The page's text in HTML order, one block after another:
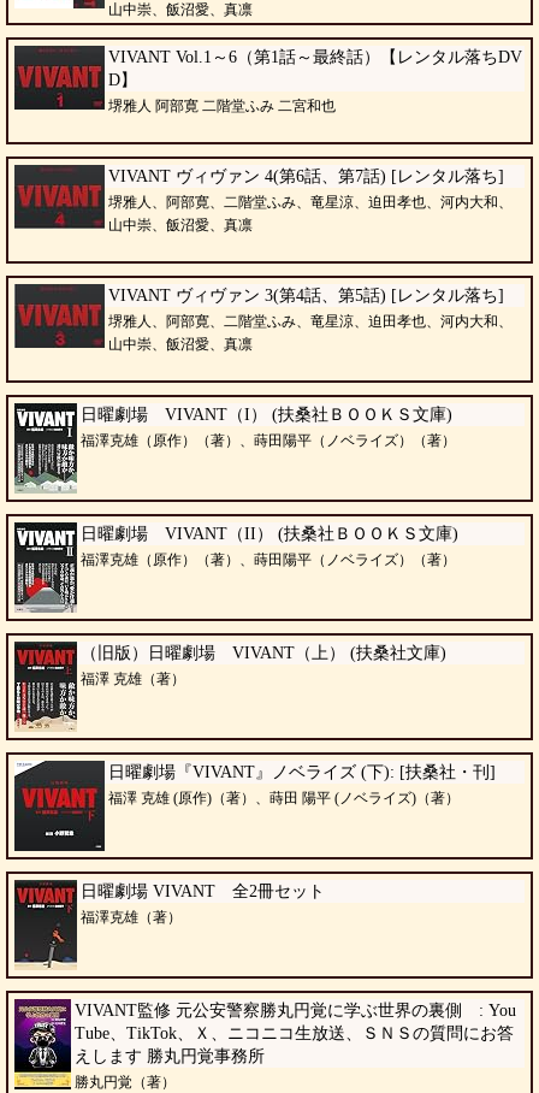
山中崇、飯沼愛、真凛
VIVANT Vol.1～6（第1話～最終話）【レンタル落ちDV
D】
堺雅人 阿部寛 二階堂ふみ 二宮和也
VIVANT ヴィヴァン 4(第6話、第7話) [レンタル落ち]
堺雅人、阿部寛、二階堂ふみ、竜星涼、迫田孝也、河内大和、
山中崇、飯沼愛、真凛
VIVANT ヴィヴァン 3(第4話、第5話) [レンタル落ち]
堺雅人、阿部寛、二階堂ふみ、竜星涼、迫田孝也、河内大和、
山中崇、飯沼愛、真凛
日曜劇場 VIVANT（I） (扶桑社ＢＯＯＫＳ文庫)
福澤克雄（原作）（著）、蒔田陽平（ノベライズ）（著）
日曜劇場 VIVANT（II） (扶桑社ＢＯＯＫＳ文庫)
福澤克雄（原作）（著）、蒔田陽平（ノベライズ）（著）
（旧版）日曜劇場 VIVANT（上） (扶桑社文庫)
福澤 克雄（著）
日曜劇場『VIVANT』ノベライズ (下): [扶桑社・刊]
福澤 克雄 (原作)（著）、蒔田 陽平 (ノベライズ)（著）
日曜劇場 VIVANT 全2冊セット
福澤克雄（著）
VIVANT監修 元公安警察勝丸円覚に学ぶ世界の裏側 : You
Tube、TikTok、Ｘ、ニコニコ生放送、ＳＮＳの質問にお答
えします 勝丸円覚事務所
勝丸円覚（著）